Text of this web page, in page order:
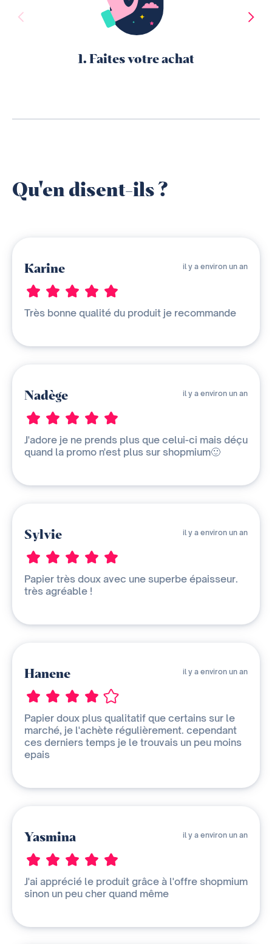
1. Faites votre achat
Qu'en disent-ils ?
Karine il y a environ un an
Très bonne qualité du produit je recommande
Nadège il y a environ un an
J'adore je ne prends plus que celui-ci mais déçu
quand la promo n'est plus sur shopmium🙂
Sylvie il y a environ un an
Papier très doux avec une superbe épaisseur.
très agréable !
Hanene il y a environ un an
Papier doux plus qualitatif que certains sur le
marché, je l'achète régulièrement. cependant
ces derniers temps je le trouvais un peu moins
epais
Yasmina il y a environ un an
J'ai apprécié le produit grâce à l'offre shopmium
sinon un peu cher quand même